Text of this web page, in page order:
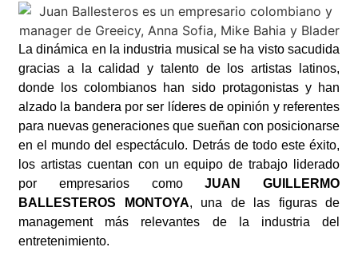
La dinámica en la industria musical se ha visto sacudida
gracias a la calidad y talento de los artistas latinos,
donde los colombianos han sido protagonistas y han
alzado la bandera por ser líderes de opinión y referentes
para nuevas generaciones que sueñan con posicionarse
en el mundo del espectáculo. Detrás de todo este éxito,
los artistas cuentan con un equipo de trabajo liderado
por empresarios comoJUAN GUILLERMO
BALLESTEROS MONTOYA, una de las figuras de
management más relevantes de la industria del
entretenimiento.